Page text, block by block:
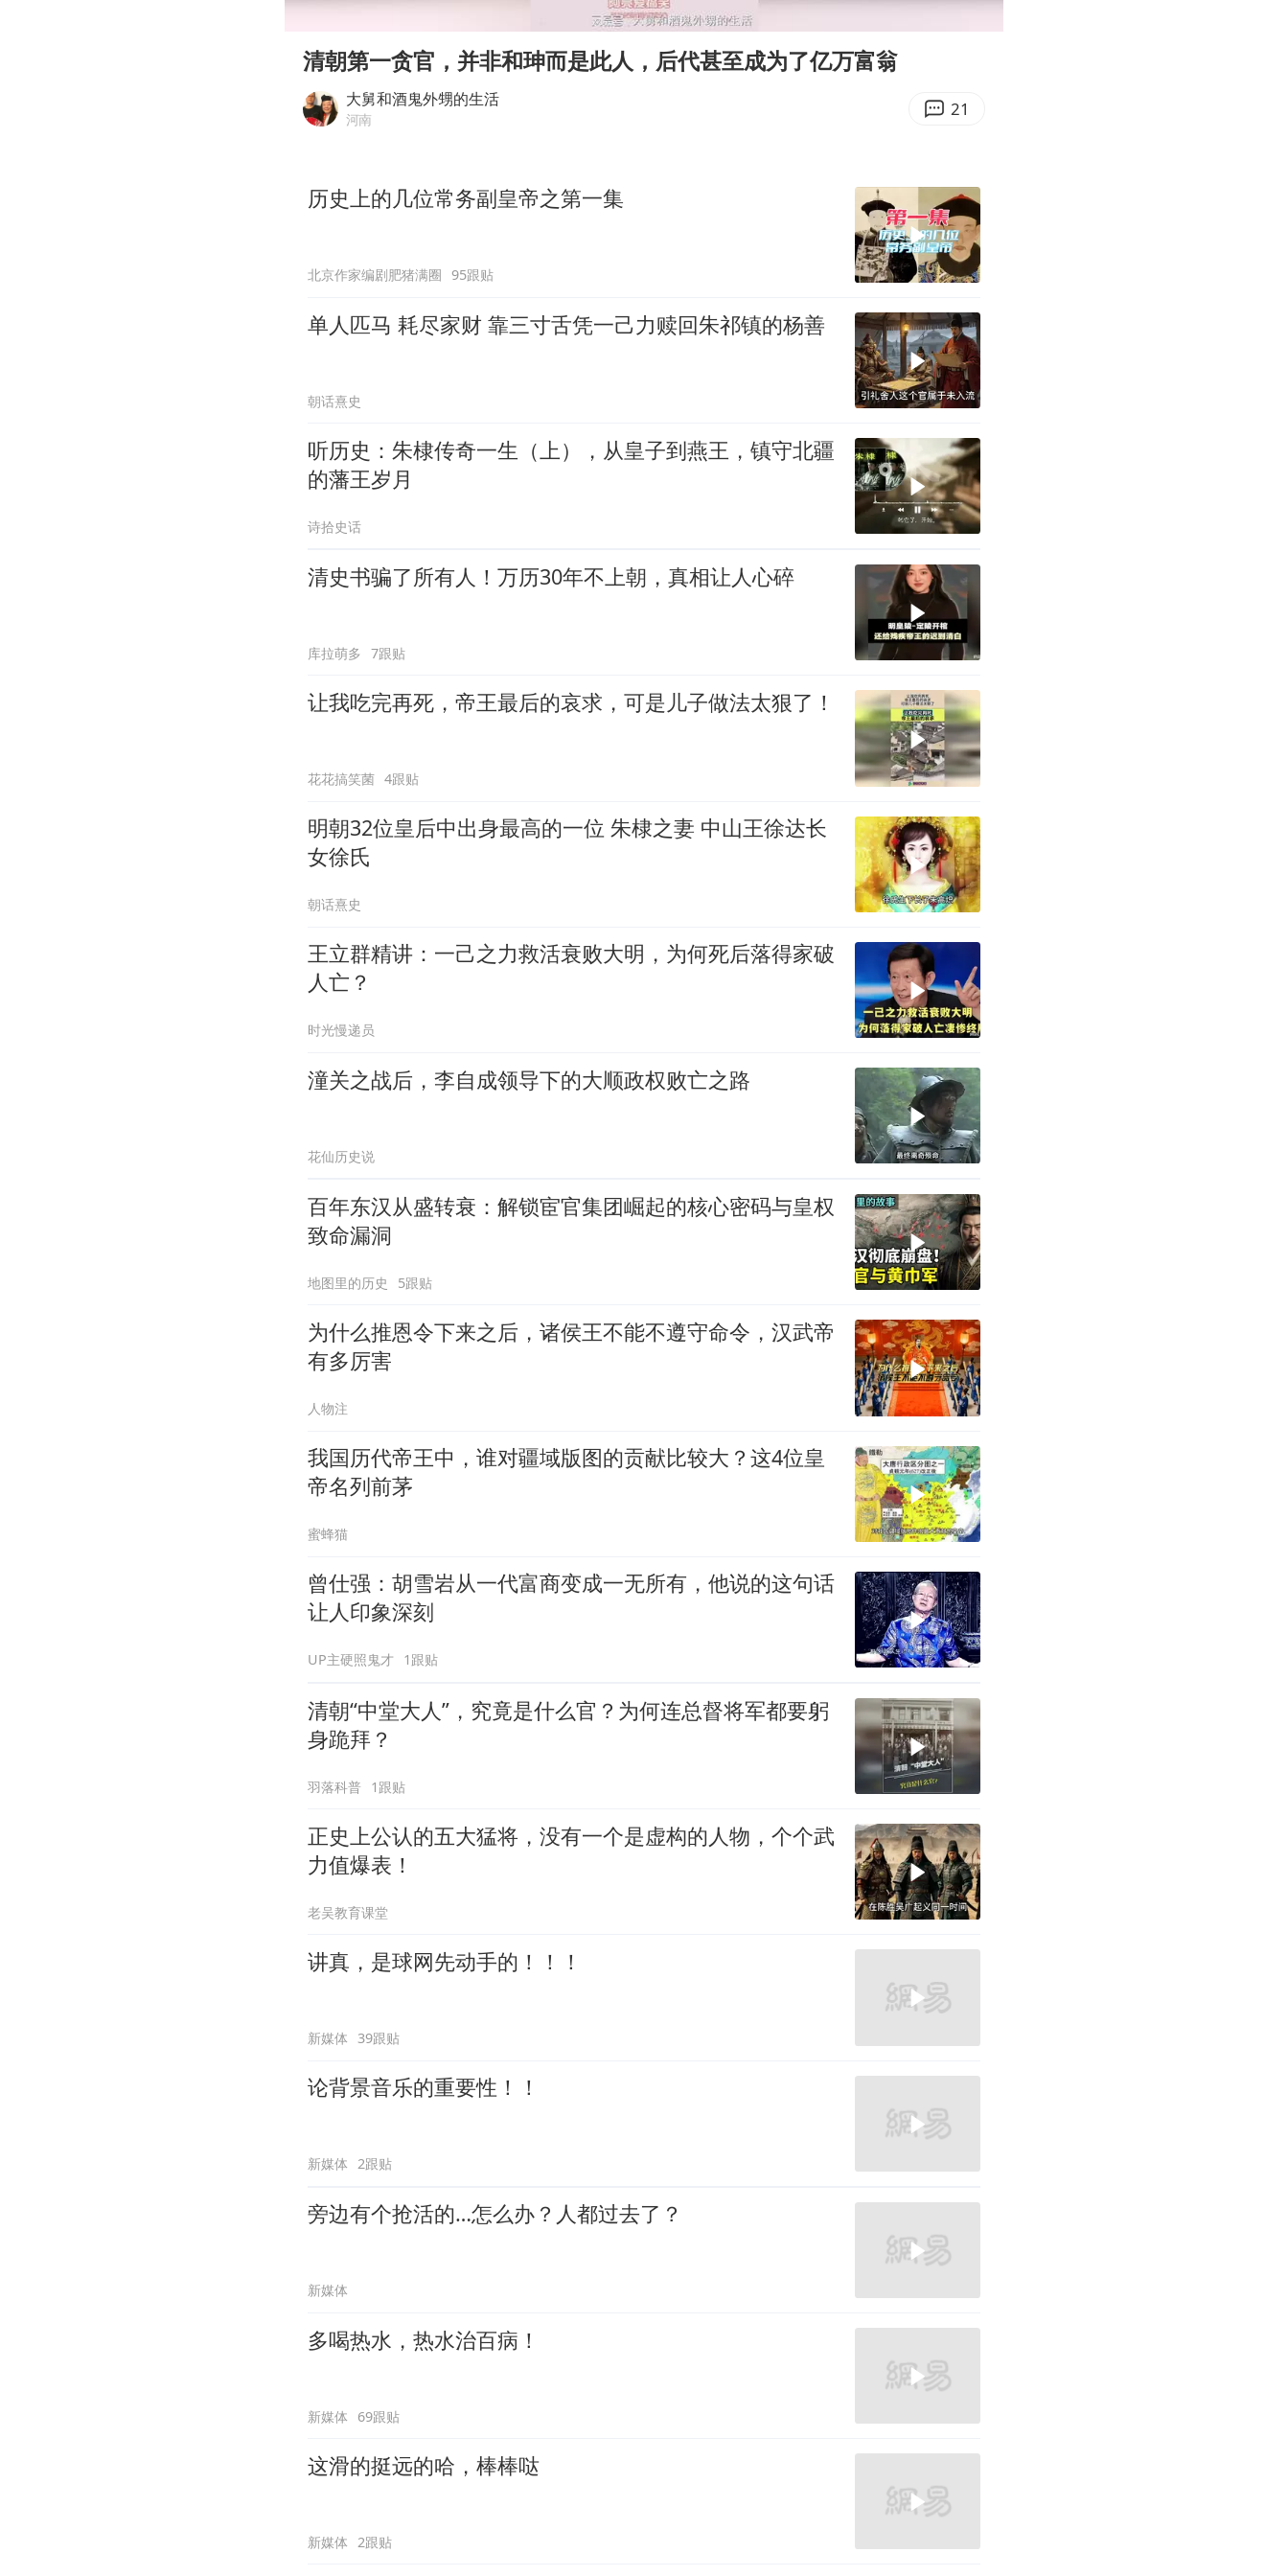
“南湖号”盾构机下线
店主称换“青海拉面”招牌后生意更好
泰国初中生饮弹自尽前开了26枪
清朝第一贪官，并非和珅而是此人，后代甚至成为了亿万富翁
大舅和酒鬼外甥的生活
河南 21
历史上的几位常务副皇帝之第一集
北京作家编剧肥猪满圈 95跟贴
单人匹马 耗尽家财 靠三寸舌凭一己力赎回朱祁镇的杨善
朝话熹史
听历史：朱棣传奇一生（上），从皇子到燕王，镇守北疆
的藩王岁月
诗拾史话
清史书骗了所有人！万历30年不上朝，真相让人心碎
库拉萌多 7跟贴
让我吃完再死，帝王最后的哀求，可是儿子做法太狠了！
花花搞笑菌 4跟贴
明朝32位皇后中出身最高的一位 朱棣之妻 中山王徐达长
女徐氏
朝话熹史
王立群精讲：一己之力救活衰败大明，为何死后落得家破
人亡？
时光慢递员
潼关之战后，李自成领导下的大顺政权败亡之路
花仙历史说
百年东汉从盛转衰：解锁宦官集团崛起的核心密码与皇权
致命漏洞
地图里的历史 5跟贴
为什么推恩令下来之后，诸侯王不能不遵守命令，汉武帝
有多厉害
人物注
我国历代帝王中，谁对疆域版图的贡献比较大？这4位皇
帝名列前茅
蜜蜂猫
曾仕强：胡雪岩从一代富商变成一无所有，他说的这句话
让人印象深刻
UP主硬照鬼才 1跟贴
清朝“中堂大人”，究竟是什么官？为何连总督将军都要躬
身跪拜？
羽落科普 1跟贴
正史上公认的五大猛将，没有一个是虚构的人物，个个武
力值爆表！
老吴教育课堂
讲真，是球网先动手的！！！
新媒体 39跟贴
论背景音乐的重要性！！
新媒体 2跟贴
旁边有个抢活的…怎么办？人都过去了？
新媒体
多喝热水，热水治百病！
新媒体 69跟贴
这滑的挺远的哈，棒棒哒
新媒体 2跟贴